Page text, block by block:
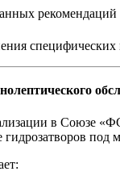
специфических
в Союзе
гидрозатворов